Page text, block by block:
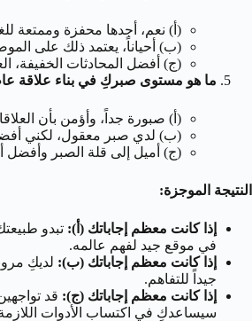
(أ) نعم، أجدها محفزة وممتعة
(ب) أحياناً، يعتمد ذلك على
(ج) أفضل المحادثات الخفيفة،
ما هو مستوى صبركِ في بناء علاقة
(أ) صبورة جداً، وأؤمن بأن
(ب) لدي صبر معقول، لكني أفضل
(ج) أميل إلى قلة الصبر وأفضل
النتيجة الموجزة:
إذا كانت معظم إجاباتك (أ): تبدو
في موقع جيد لفهم عالمه.
إذا كانت معظم إجاباتك (ب): لديكِ
جيداً للتفاهم.
إذا كانت معظم إجاباتك (ج): قد
سيساعدكِ في اكتساب الأدوات